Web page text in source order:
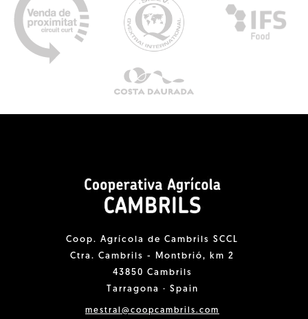
Coop. Agrícola de Cambrils SCCL
Ctra. Cambrils - Montbrió, km 2
43850 Cambrils
Tarragona · Spain
mestral@coopcambrils.com